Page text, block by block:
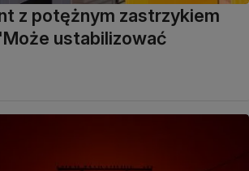
z potężnym zastrzykiem
ustabilizować